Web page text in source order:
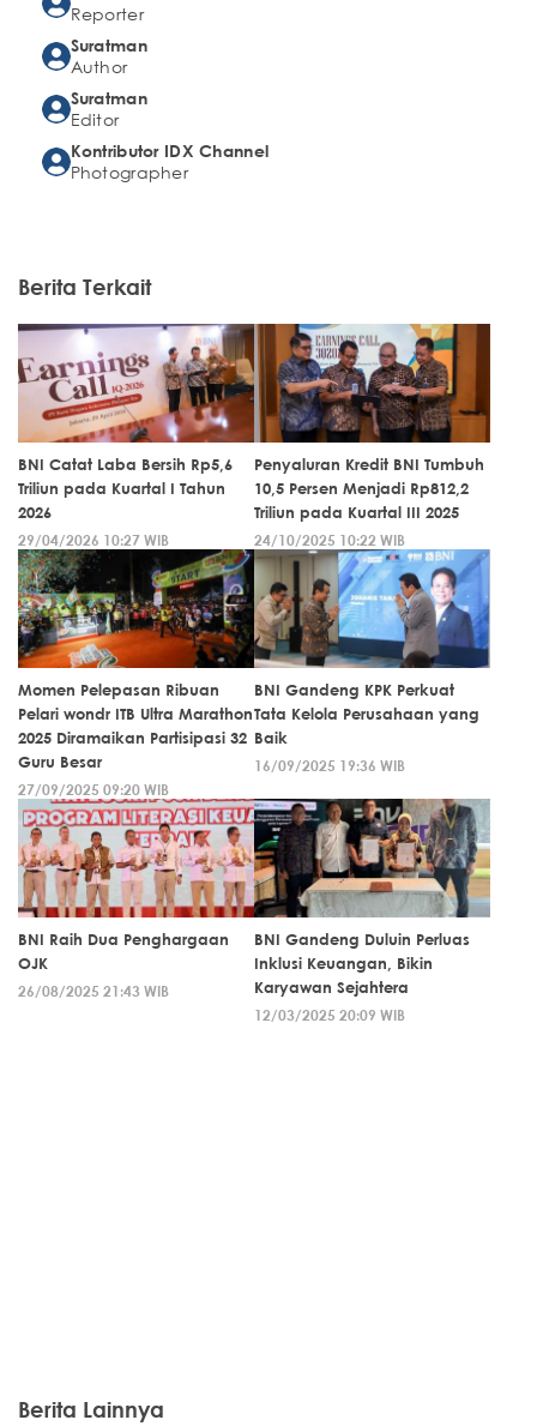
Reporter
Suratman
Author
Suratman
Editor
Kontributor IDX Channel
Photographer
Berita Terkait
BNI Catat Laba Bersih Rp5,6
Triliun pada Kuartal I Tahun
2026
29/04/2026 10:27 WIB
Penyaluran Kredit BNI Tumbuh
10,5 Persen Menjadi Rp812,2
Triliun pada Kuartal III 2025
24/10/2025 10:22 WIB
Momen Pelepasan Ribuan
Pelari wondr ITB Ultra Marathon
2025 Diramaikan Partisipasi 32
Guru Besar
27/09/2025 09:20 WIB
BNI Gandeng KPK Perkuat
Tata Kelola Perusahaan yang
Baik
16/09/2025 19:36 WIB
BNI Raih Dua Penghargaan
OJK
26/08/2025 21:43 WIB
BNI Gandeng Duluin Perluas
Inklusi Keuangan, Bikin
Karyawan Sejahtera
12/03/2025 20:09 WIB
Berita Lainnya